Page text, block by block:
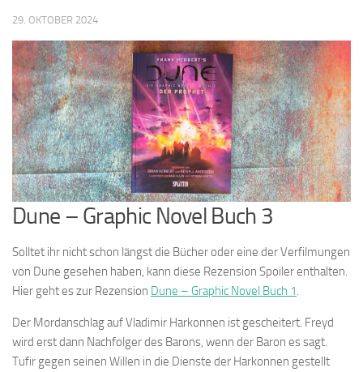
29. OKTOBER 2024
Dune – Graphic Novel Buch 3
Solltet ihr nicht schon längst die Bücher oder eine der Verfilmungen
von Dune gesehen haben, kann diese Rezension Spoiler enthalten.
Hier geht es zur Rezension Dune – Graphic Novel Buch 1.
Der Mordanschlag auf Vladimir Harkonnen ist gescheitert. Freyd
wird erst dann Nachfolger des Barons, wenn der Baron es sagt.
Tufir gegen seinen Willen in die Dienste der Harkonnen gestellt